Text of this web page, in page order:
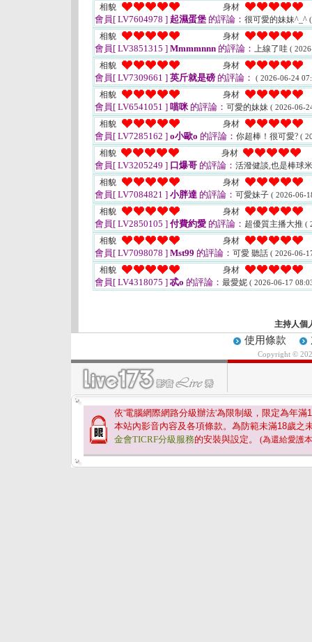
相貌 身材
會員[ LV7604978 ] 起濕蛋堡 的評論： 很可愛的妹妹^_^
相貌 身材
會員[ LV3851315 ] Mmmmnnn 的評論： 上線了哇 (
相貌 身材
會員[ LV7309661 ] 英斤就是磅 的評論： ( 2026-06-24
相貌 身材
會員[ LV6541051 ] 喵咪的評論： 可愛的妹妹 ( 2026-06-
相貌 身材
會員[ LV7285162 ] o小歐o 的評論： 你超棒！很可愛? (
相貌 身材
會員[ LV3205249 ] 口爆哥 的評論： 活潑健談,也是棒球
相貌
身材
會員[ LV7084821 ] 小胖達 的評論： 可愛妹子 ( 2026-06-
相貌 身材
會員[ LV2850105 ] 付費約愛 的評論： 超優質主播大推 (
相貌 身材
會員[ LV7098078 ] Mst99 的評論： 可愛 聽話 ( 2026-06-
相貌 身材
會員[ LV4318075 ] 忒o 的評論： 最愛妮 ( 2026-06-17
主持人個
使用條款
Copyright ©
依'電腦網際網路分級辦法'為限制級，限定為年滿
本站內影音內容及各項條款。為防範未滿18歲之
金會TICRF分級服務的安裝與設定。 (為還給愛護